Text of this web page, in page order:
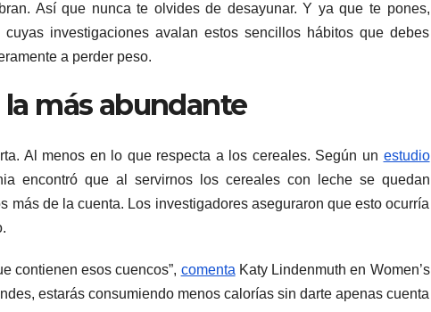
Así que nunca te olvides de desayunar. Y ya que te pones,
investigaciones avalan estos sencillos hábitos que debes
a perder peso.
más abundante
Al menos en lo que respecta a los cereales. Según un estudio
encontró que al servirnos los cereales con leche se quedan
más de la cuenta. Los investigadores aseguraron que esto ocurría
contienen esos cuencos”, comenta Katy Lindenmuth en Women’s
estarás consumiendo menos calorías sin darte apenas cuenta